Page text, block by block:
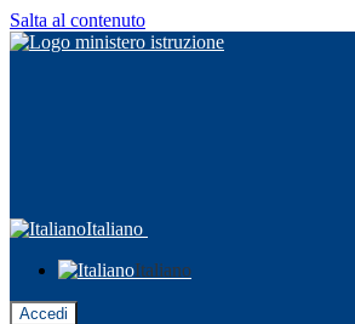
Salta al contenuto
Italiano
Italiano
Accedi